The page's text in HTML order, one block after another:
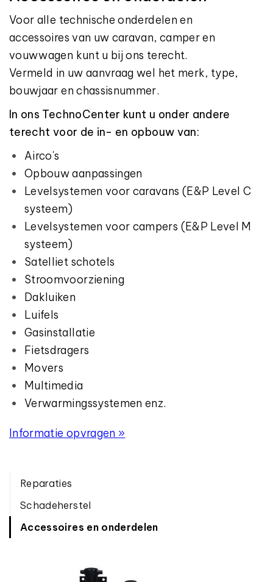
Voor alle technische onderdelen en
accessoires van uw caravan, camper en
vouwwagen kunt u bij ons terecht.
Vermeld in uw aanvraag wel het merk, type,
bouwjaar en chassisnummer.
In ons TechnoCenter kunt u onder andere
terecht voor de in- en opbouw van:
Airco's
Opbouw aanpassingen
Levelsystemen voor caravans (E&P Level C
systeem)
Levelsystemen voor campers (E&P Level M
systeem)
Satelliet schotels
Stroomvoorziening
Dakluiken
Luifels
Gasinstallatie
Fietsdragers
Movers
Multimedia
Verwarmingssystemen enz.
Informatie opvragen »
Reparaties
Schadeherstel
Accessoires en onderdelen